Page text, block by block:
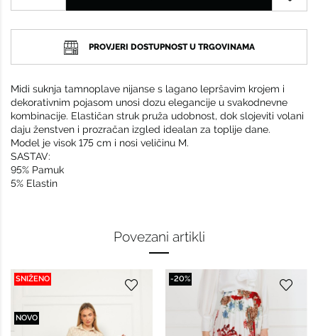
PROVJERI DOSTUPNOST U TRGOVINAMA
Midi suknja tamnoplave nijanse s lagano lepršavim krojem i
dekorativnim pojasom unosi dozu elegancije u svakodnevne
kombinacije. Elastičan struk pruža udobnost, dok slojeviti volani
daju ženstven i prozračan izgled idealan za toplije dane.
Model je visok 175 cm i nosi veličinu M.
SASTAV:
95% Pamuk
5% Elastin
Povezani artikli
SNIŽENO
NOVO
-20%